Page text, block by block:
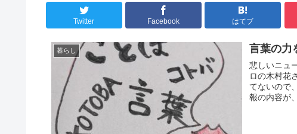
Twitter Facebook はてブ
暮らし 言葉の力
悲しいニュ
ロの木村花
てないので
報の内容が